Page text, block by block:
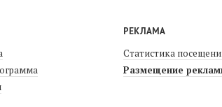
РЕКЛАМА
Статистика
Размещение